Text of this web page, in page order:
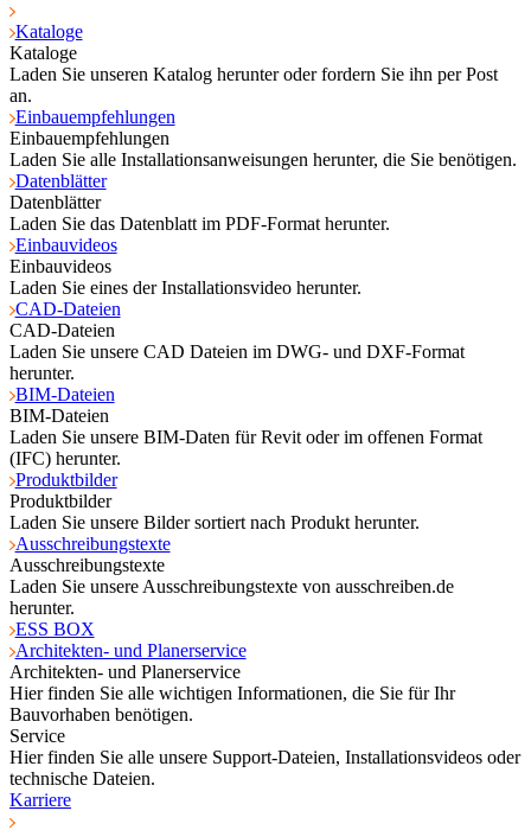
Kataloge
Kataloge
Laden Sie unseren Katalog herunter oder fordern Sie ihn per Post
an.
Einbauempfehlungen
Einbauempfehlungen
Laden Sie alle Installationsanweisungen herunter, die Sie benötigen.
Datenblätter
Datenblätter
Laden Sie das Datenblatt im PDF-Format herunter.
Einbauvideos
Einbauvideos
Laden Sie eines der Installationsvideo herunter.
CAD-Dateien
CAD-Dateien
Laden Sie unsere CAD Dateien im DWG- und DXF-Format
herunter.
BIM-Dateien
BIM-Dateien
Laden Sie unsere BIM-Daten für Revit oder im offenen Format
(IFC) herunter.
Produktbilder
Produktbilder
Laden Sie unsere Bilder sortiert nach Produkt herunter.
Ausschreibungstexte
Ausschreibungstexte
Laden Sie unsere Ausschreibungstexte von ausschreiben.de
herunter.
ESS BOX
Architekten- und Planerservice
Architekten- und Planerservice
Hier finden Sie alle wichtigen Informationen, die Sie für Ihr
Bauvorhaben benötigen.
Service
Hier finden Sie alle unsere Support-Dateien, Installationsvideos oder
technische Dateien.
Karriere